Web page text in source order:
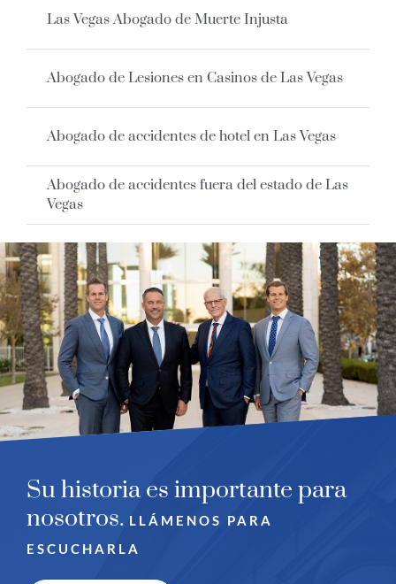
Las Vegas Abogado de Muerte Injusta
Abogado de Lesiones en Casinos de Las Vegas
Abogado de accidentes de hotel en Las Vegas
Abogado de accidentes fuera del estado de Las
Vegas
Su historia es importante para
nosotros. LLÁMENOS PARA
ESCUCHARLA